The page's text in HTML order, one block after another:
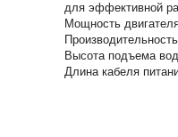
для эффективной
Мощность
Высота подъема
Длина кабеля